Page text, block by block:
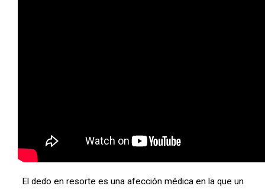
El dedo en resorte es una afección médica en la que un